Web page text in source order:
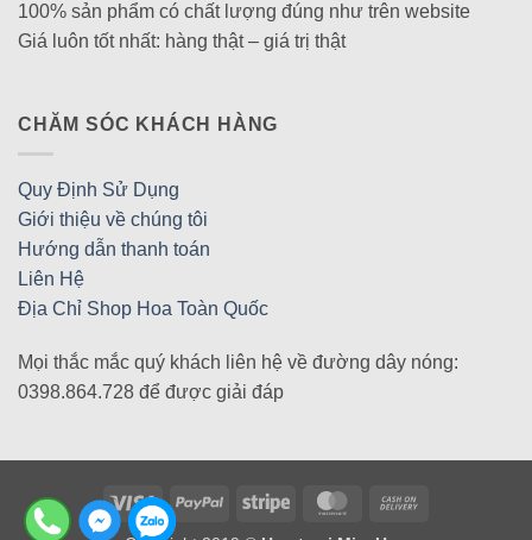
100% sản phẩm có chất lượng đúng như trên website
Giá luôn tốt nhất: hàng thật – giá trị thật
CHĂM SÓC KHÁCH HÀNG
Quy Định Sử Dụng
Giới thiệu về chúng tôi
Hướng dẫn thanh toán
Liên Hệ
Địa Chỉ Shop Hoa Toàn Quốc
Mọi thắc mắc quý khách liên hệ về đường dây nóng:
0398.864.728 để được giải đáp
Visa PayPal Stripe MasterCard